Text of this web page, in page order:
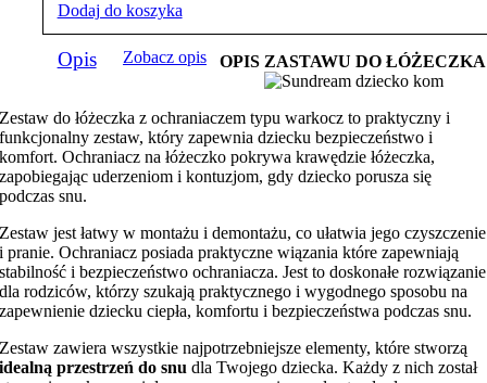
Dodaj do koszyka
Opis Zobacz opis OPIS ZASTAWU DO ŁÓŻECZKA
Zestaw do łóżeczka z ochraniaczem typu warkocz to praktyczny i
funkcjonalny zestaw, który zapewnia dziecku bezpieczeństwo i
komfort. Ochraniacz na łóżeczko pokrywa krawędzie łóżeczka,
zapobiegając uderzeniom i kontuzjom, gdy dziecko porusza się
podczas snu.
Zestaw jest łatwy w montażu i demontażu, co ułatwia jego czyszczenie
i pranie. Ochraniacz posiada praktyczne wiązania które zapewniają
stabilność i bezpieczeństwo ochraniacza. Jest to doskonałe rozwiązanie
dla rodziców, którzy szukają praktycznego i wygodnego sposobu na
zapewnienie dziecku ciepła, komfortu i bezpieczeństwa podczas snu.
Zestaw zawiera wszystkie najpotrzebniejsze elementy, które stworzą
idealną przestrzeń do snu dla Twojego dziecka. Każdy z nich został